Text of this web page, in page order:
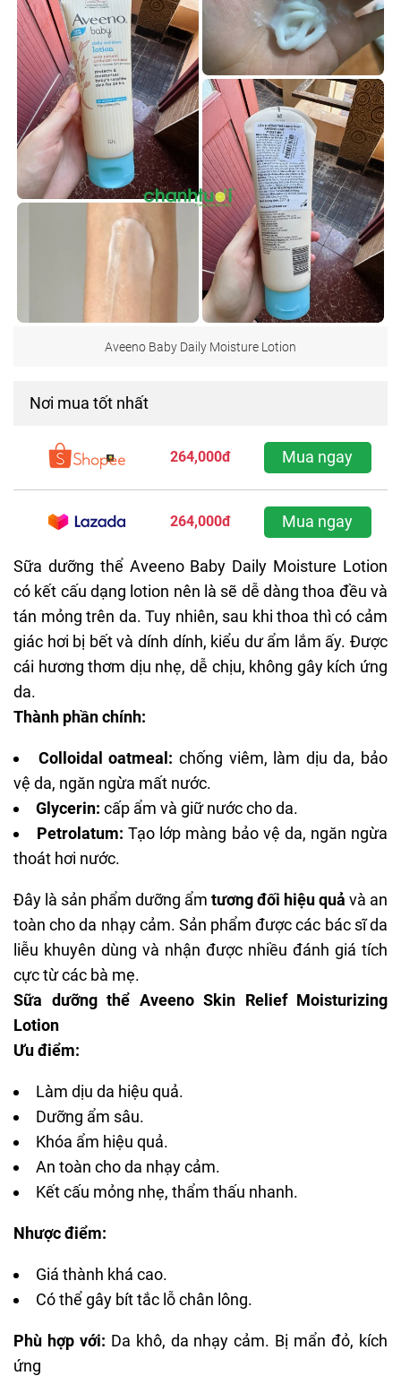
Aveeno Baby Daily Moisture Lotion
Nơi mua tốt nhất
264,000đ Mua ngay
264,000đ Mua ngay
Sữa dưỡng thể Aveeno Baby Daily Moisture Lotion
có kết cấu dạng lotion nên là sẽ dễ dàng thoa đều và
tán mỏng trên da. Tuy nhiên, sau khi thoa thì có cảm
giác hơi bị bết và dính dính, kiểu dư ẩm lắm ấy. Được
cái hương thơm dịu nhẹ, dễ chịu, không gây kích ứng
da.
Thành phần chính:
Colloidal oatmeal: chống viêm, làm dịu da, bảo
vệ da, ngăn ngừa mất nước.
Glycerin: cấp ẩm và giữ nước cho da.
Petrolatum:Tạo lớp màng bảo vệ da, ngăn ngừa
thoát hơi nước.
Đây là sản phẩm dưỡng ẩm tương đối hiệu quả và an
toàn cho da nhạy cảm. Sản phẩm được các bác sĩ da
liễu khuyên dùng và nhận được nhiều đánh giá tích
cực từ các bà mẹ.
Sữa dưỡng thể Aveeno Skin Relief Moisturizing
Lotion
Ưu điểm:
Làm dịu da hiệu quả.
Dưỡng ẩm sâu.
Khóa ẩm hiệu quả.
An toàn cho da nhạy cảm.
Kết cấu mỏng nhẹ, thẩm thấu nhanh.
Nhược điểm:
Giá thành khá cao.
Có thể gây bít tắc lỗ chân lông.
Phù hợp với: Da khô, da nhạy cảm. Bị mẩn đỏ, kích
ứng